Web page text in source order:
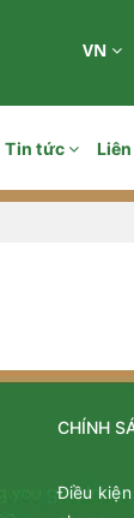
VN
Tin tức
CHÍNH
Điều